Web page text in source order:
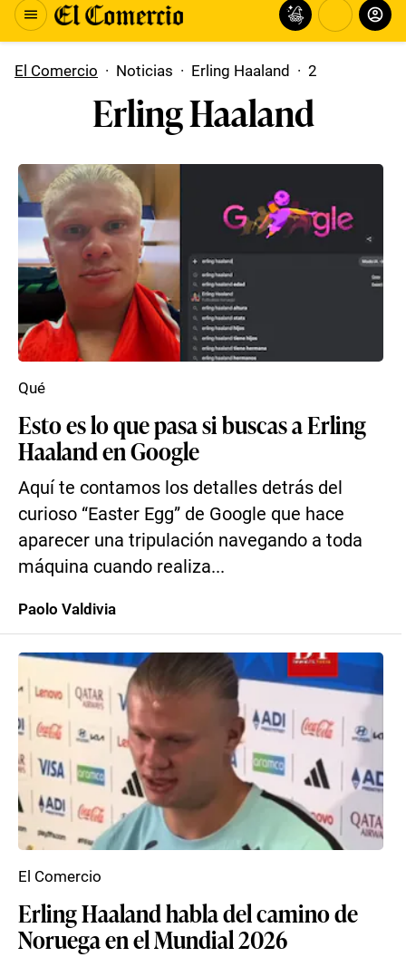
El Comercio · Noticias · Erling Haaland · 2
Erling Haaland
Esto es lo que pasa si buscas a Erling
Haaland en Google
Aquí te contamos los detalles detrás del
curioso “Easter Egg” de Google que hace
aparecer una tripulación navegando a toda
máquina cuando realiza...
Qué
Paolo Valdivia
Erling Haaland habla del camino de
Noruega en el Mundial 2026
El Comercio